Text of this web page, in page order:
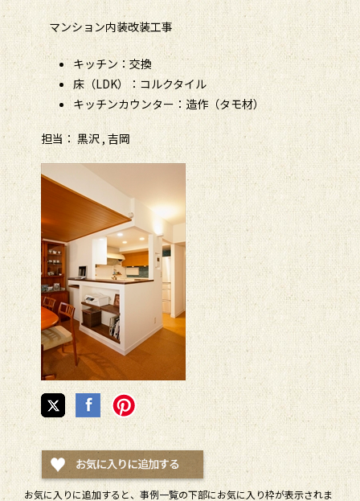
マンション内装改装工事
キッチン：交換
床（LDK）：コルクタイル
キッチンカウンター：造作（タモ材）
担当： 黒沢 , 吉岡
お気に入りに追加すると、 事例一覧の下部にお気に入り枠が表示されま